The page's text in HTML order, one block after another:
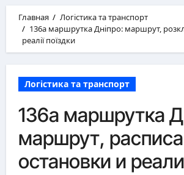
Главная
Логістика та транспорт
136а маршрутка Дніпро: маршрут,
реалії поїздки
Логістика та транспорт
136а маршрутка
маршрут,
остановки и